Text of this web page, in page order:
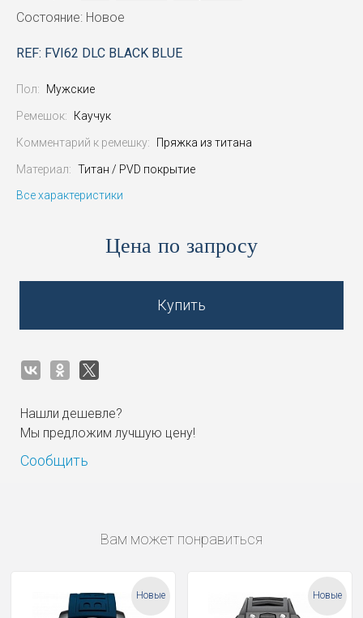
Состояние: Новое
REF: FVI62 DLC BLACK BLUE
Пол: Мужские
Ремешок: Каучук
Комментарий к ремешку: Пряжка из титана
Материал: Титан / PVD покрытие
Все характеристики
Цена по запросу
Купить
Нашли дешевле?
Мы предложим лучшую цену!
Сообщить
Вам может понравиться
Новые Новые